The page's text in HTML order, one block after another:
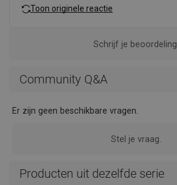
Toon originele reactie
Schrijf je beoordeling.
Community Q&A
Er zijn geen beschikbare vragen.
Stel je vraag.
Producten uit dezelfde serie